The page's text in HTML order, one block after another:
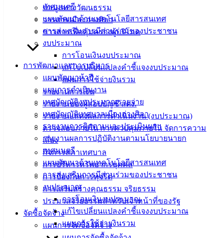
เทศมนตรี
แผนพัฒนาด้านเทคโนโลยีสารสนเทศ
การส่งเสริมการมีส่วนร่วมของประชาชน
งบประมาณ
การโอนเงินงบประมาณ
แก้ไขเปลี่ยนแปลงคำชี้แจงงบประมาณ
แผนการใช้จ่ายงินรวม
รายงานการเงิน
รายงานของผู้สอบบัญชี สตง.
รายงานแสดงผลการดำเนินงาน (งบประมาณ)
ตรวจสอบภายใน การควบคุมภายใน จัดการความ
เสี่ยง
กิจการสภาเทศบาล
การบริหารทรัพยากรบุคคล
การป้องกันการทุจริต
การเสริมสร้างคุณธรรม จริยธรรม
ประมวลจริยธรรมสำหรับเจ้าหน้าที่ของรัฐ
จัดซื้อจัดจ้าง
แผนการจัดซื้อจัดจ้าง
ข้อมูลทางวัฒนธรรม
วารสารเมืองอ่างศิลา
ข่าวสารเพื่อคุ้มครองผู้บริโภค
การพัฒนาและการบริหาร
แผนพัฒนาห้าปี
แผนการดำเนินงาน
เทศบัญญัติงบประมาณรายจ่าย
เทศบัญญัติเทศบาลเมืองอ่างศิลา
รายงานการติดตามและประเมินผลฯ
รายงานผลการปฏิบัติงานตามนโยบายนายก
เทศมนตรี
แผนพัฒนาด้านเทคโนโลยีสารสนเทศ
การส่งเสริมการมีส่วนร่วมของประชาชน
งบประมาณ
การโอนเงินงบประมาณ
แก้ไขเปลี่ยนแปลงคำชี้แจงงบประมาณ
แผนการใช้จ่ายงินรวม
สำนักงาน
เทศบาลเมือง
อ่างศิลา 90/338
ม.3 ต.เสม็ด
อ.เมือง จ.ชลบุรี
038-
142-100-104
บริการ
ประชาชน
ดาวน์โหลด
แบบ
เอกสาร